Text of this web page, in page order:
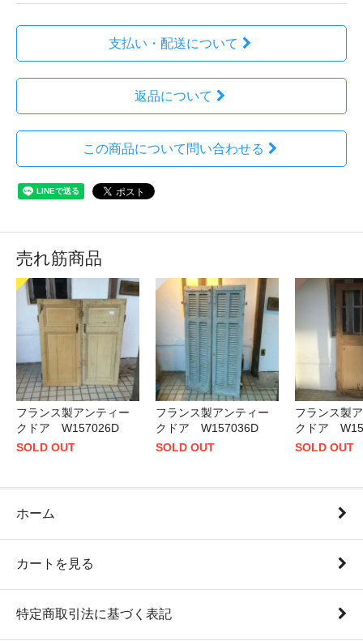
支払い・配送について
返品について
この商品について問い合わせる
売れ筋商品
フランス製アンティー
クドア W157026D
SOLD OUT
フランス製アンティー
クドア W157036D
SOLD OUT
フランス製
クドア
SOLD OUT
ホーム
カートを見る
特定商取引法に基づく表記